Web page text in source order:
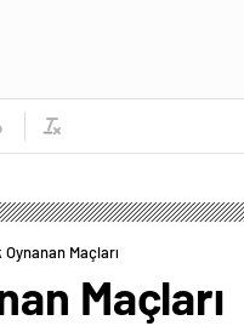
Maçları
Maçları